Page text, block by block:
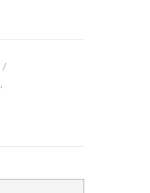
/
,